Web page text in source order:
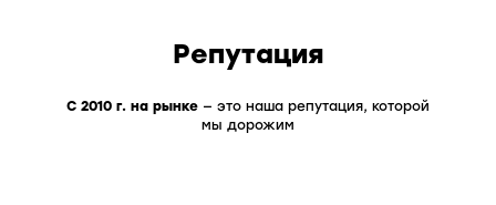
Репутация
С 2010 г. на рынке — это наша репутация, которой
мы дорожим